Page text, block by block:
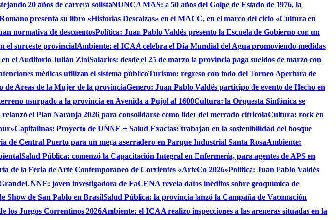
20 años de carrera solistaNUNCA MAS: a 50 años del Golpe de Estado de 1976, la
presenta su libro «Historias Descalzas» en el MACC, en el marco del ciclo «Cultura en
normativa de descuentosPolítica: Juan Pablo Valdés presento la Escuela de Gobierno con un
el suroeste provincialAmbiente: el ICAA celebra el Día Mundial del Agua promoviendo medidas
en el Auditorio Julián ZiniSalarios: desde el 25 de marzo la provincia paga sueldos de marzo con
médicas utilizan el sistema públicoTurismo: regreso con todo del Torneo Apertura de
de Areas de la Mujer de la provinciaGenero: Juan Pablo Valdés participo de evento de Hecho en
usurpado a la provincia en Avenida a Pujol al 1600Cultura: la Orquesta Sinfónica se
el Plan Naranja 2026 para consolidarse como lider del mercado citricolaCultura: rock en
Capitalinas: Proyecto de UNNE + Salud Exactas: trabajan en la sostenibilidad del bosque
de Central Puerto para un mega aserradero en Parque Industrial Santa RosaAmbiente:
Salud Pública: comenzó la Capacitación Integral en Enfermería, para agentes de APS en
de la Feria de Arte Contemporaneo de Corrientes «ArteCo 2026»Política: Juan Pablo Valdés
UNNE: joven investigadora de FaCENA revela datos inéditos sobre geoquímica de
Show de San Pablo en BrasilSalud Pública: la provincia lanzó la Campaña de Vacunación
los Juegos Correntinos 2026Ambiente: el ICAA realizo inspecciones a las areneras situadas en la